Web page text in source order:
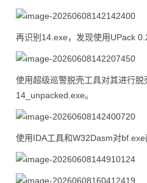
再识别14.exe，发现使用UPack
使用超级巡警脱壳工具对其进行脱
14_unpacked.exe。
使用IDA工具和W32Dasm对bf.exe